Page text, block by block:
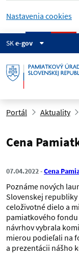
Nastavenia cookies
SKe-gov
Portál Aktuality
Cena
07.04.2022 Cena
Poznáme nových
Slovenskej republiky
celoživotné dielo a
pamiatkového fondu
návrhov vybrala
mierou podieľali na
a prezentácii nášho